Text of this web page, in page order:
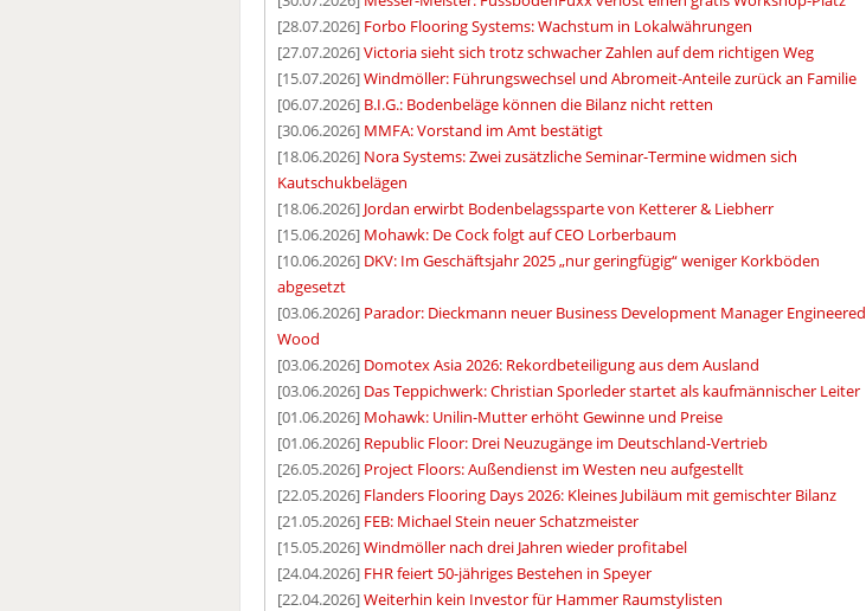
[28.07.2026] Forbo Flooring Systems: Wachstum in Lokalwährungen
[27.07.2026]Victoria sieht sich trotz schwacher Zahlen auf dem richtigen Weg
[15.07.2026]Windmöller: Führungswechsel und Abromeit-Anteile zurück an Familie
[06.07.2026] B.I.G.: Bodenbeläge können die Bilanz nicht retten
[30.06.2026] MMFA: Vorstand im Amt bestätigt
[18.06.2026] Nora Systems: Zwei zusätzliche Seminar-Termine widmen sich
Kautschukbelägen
[18.06.2026] Jordan erwirbt Bodenbelagssparte von Ketterer & Liebherr
[15.06.2026] Mohawk: De Cock folgt auf CEO Lorberbaum
[10.06.2026] DKV: Im Geschäftsjahr 2025 „nur geringfügig“ weniger Korkböden
abgesetzt
[03.06.2026] Parador: Dieckmann neuer Business Development Manager Engineered
Wood
[03.06.2026] Domotex Asia 2026: Rekordbeteiligung aus dem Ausland
[03.06.2026] Das Teppichwerk: Christian Sporleder startet als kaufmännischer Leiter
[01.06.2026] Mohawk: Unilin-Mutter erhöht Gewinne und Preise
[01.06.2026] Republic Floor: Drei Neuzugänge im Deutschland-Vertrieb
[26.05.2026] Project Floors: Außendienst im Westen neu aufgestellt
[22.05.2026] Flanders Flooring Days 2026: Kleines Jubiläum mit gemischter Bilanz
[21.05.2026] FEB: Michael Stein neuer Schatzmeister
[15.05.2026]Windmöller nach drei Jahren wieder profitabel
[24.04.2026] FHR feiert 50-jähriges Bestehen in Speyer
[22.04.2026]Weiterhin kein Investor für Hammer Raumstylisten